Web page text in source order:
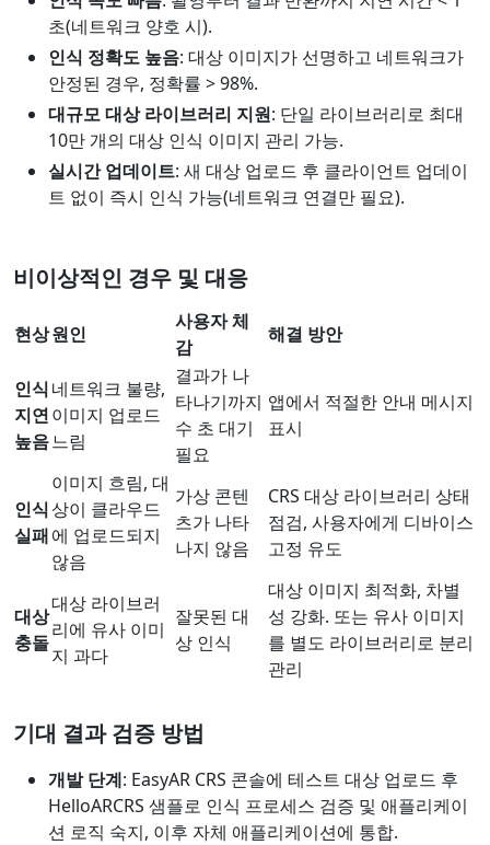
초(네트워크 양호 시).
인식 정확도 높음: 대상 이미지가 선명하고 네트워크가
안정된 경우, 정확률 > 98%.
대규모 대상 라이브러리 지원: 단일 라이브러리로 최대
10만 개의 대상 인식 이미지 관리 가능.
실시간 업데이트: 새 대상 업로드 후 클라이언트 업데이
트 없이 즉시 인식 가능(네트워크 연결만 필요).
비이상적인 경우 및 대응
현상원인
사용자 체
감
해결 방안
인식
지연
높음
네트워크 불량,
이미지 업로드
느림
결과가 나
타나기까지
수 초 대기
필요
앱에서 적절한 안내 메시지
표시
인식
실패
이미지 흐림, 대
상이 클라우드
에 업로드되지
않음
가상 콘텐
츠가 나타
나지 않음
CRS 대상 라이브러리 상태
점검, 사용자에게 디바이스
고정 유도
대상
충돌
대상 라이브러
리에 유사 이미
지 과다
잘못된 대
상 인식
대상 이미지 최적화, 차별
성 강화. 또는 유사 이미지
를 별도 라이브러리로 분리
관리
기대 결과 검증 방법
개발 단계: EasyAR CRS 콘솔에 테스트 대상 업로드 후
HelloARCRS 샘플로 인식 프로세스 검증 및 애플리케이
션 로직 숙지, 이후 자체 애플리케이션에 통합.